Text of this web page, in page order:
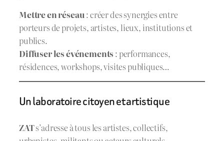
Mettre en réseau : créer des synergies entre
porteurs de projets, artistes, lieux, institutions et
publics.
Diffuser les événements : performances,
résidences, workshops, visites publiques…
Un laboratoire citoyen et artistique
ZATs’adresse à tous les artistes, collectifs,